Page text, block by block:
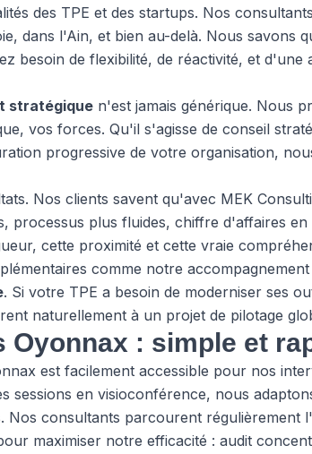
des TPE et des startups. Nos
dans l'Ain, et bien au-delà. Nous savons
besoin de flexibilité, de réactivité, et d'une
stratégique n'est jamais générique. Nous
vos forces. Qu'il s'agisse de conseil
progressive de votre organisation,
Nos clients savent qu'avec MEK
processus plus fluides, chiffre d'affaires
cette proximité et cette vraie
comme notre accompagnement
. Si votre TPE a besoin de moderniser ses
naturellement à un projet de pilotage
Oyonnax : simple et
est facilement accessible pour nos
sessions en visioconférence, nous
Nos consultants parcourent régulièrement
maximiser notre efficacité : audit